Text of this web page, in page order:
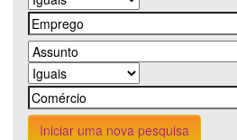
Iniciar uma nova pesquisa